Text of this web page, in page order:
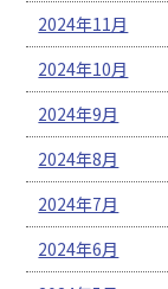
2024年11月
2024年10月
2024年9月
2024年8月
2024年7月
2024年6月